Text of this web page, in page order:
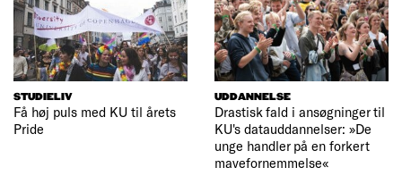
STUDIELIV
Få høj puls med KU til årets
Pride
UDDANNELSE
Drastisk fald i ansøgninger til
KU's datauddannelser: »De
unge handler på en forkert
mavefornemmelse«